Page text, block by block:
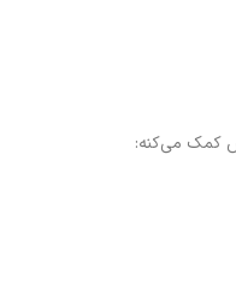
کمک می‌کنه: